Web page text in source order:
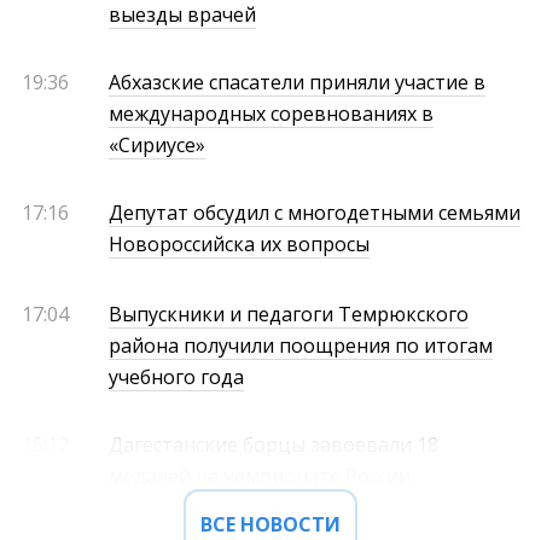
выезды врачей
19:36
Абхазские спасатели приняли участие в
международных соревнованиях в
«Сириусе»
17:16
Депутат обсудил с многодетными семьями
Новороссийска их вопросы
17:04
Выпускники и педагоги Темрюкского
района получили поощрения по итогам
учебного года
Дагестанские борцы завоевали 18
ВСЕ НОВОСТИ